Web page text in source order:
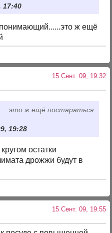
17:40
......это ж ещё
15 Сент. 09, 19:32
......это ж ещё постараться
19:28
остатки
дрожжи будут в
15 Сент. 09, 19:55